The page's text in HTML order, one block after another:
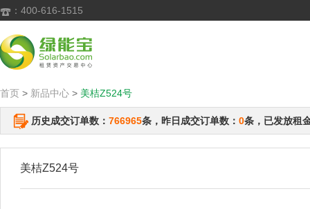
 ：400-616-1515
首页 > 新品中心 > 美桔Z524号
历史成交订单数： 766965条，昨日成交订单数： 0条，已发放租
美桔Z524号